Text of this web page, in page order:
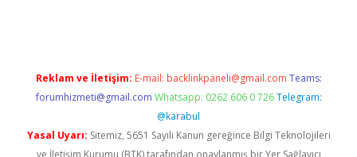
Reklam ve İletişim: E-mail: backlinkpaneli@gmail.com Teams:
forumhizmeti@gmail.com Whatsapp: 0262 606 0 726 Telegram:
@karabul
Yasal Uyarı: Sitemiz, 5651 Sayılı Kanun gereğince Bilgi Teknolojileri
ve İletişim Kurumu (BTK) tarafından onaylanmış bir Yer Sağlayıcı